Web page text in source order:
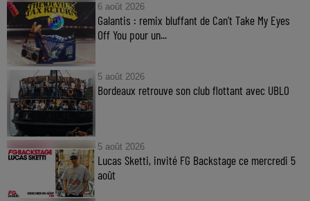
6 août 2026
Galantis : remix bluffant de Can’t Take My Eyes
Off You pour un...
5 août 2026
Bordeaux retrouve son club flottant avec UBLO
5 août 2026
Lucas Sketti, invité FG Backstage ce mercredi 5
août